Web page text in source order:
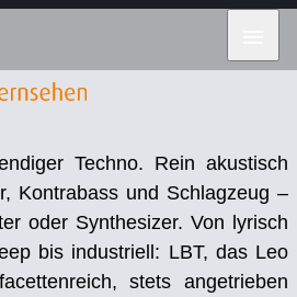
Techno. Rein akustisch
Kontrabass und Schlagzeug –
oder Synthesizer. Von lyrisch
bis industriell: LBT, das Leo
stets angetrieben